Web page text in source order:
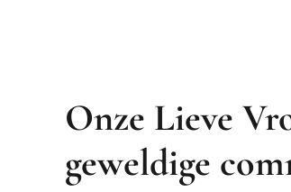
Onze Lieve
geweldige